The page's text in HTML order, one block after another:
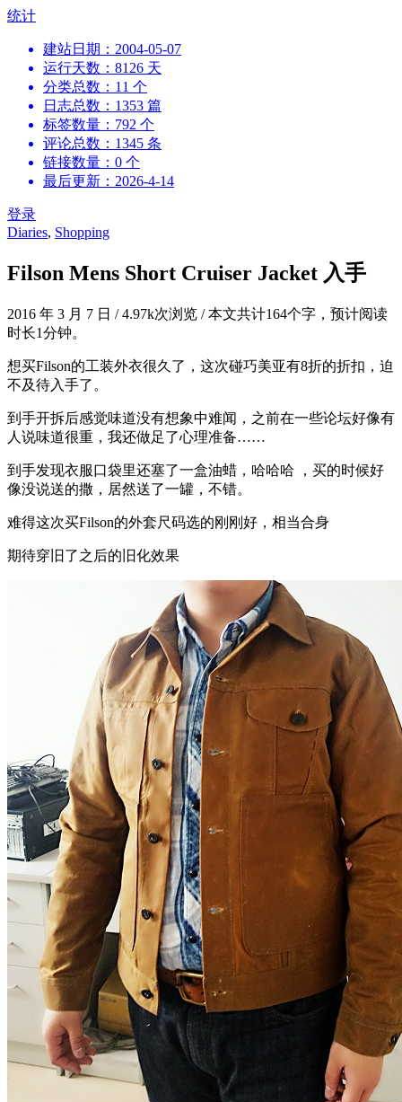
跳
统计
建站日期：2004-05-07
运行天数：8126 天
分类总数：11 个
日志总数：1353 篇
标签数量：792 个
评论总数：1345 条
链接数量：0 个
最后更新：2026-4-14
登录
Diaries, Shopping
Filson Mens Short Cruiser Jacket 入手
2016 年 3 月 7 日 /4.97k次浏览 /本文共计164个字，预计阅读
时长1分钟。
想买Filson的工装外衣很久了，这次碰巧美亚有8折的折扣，迫
不及待入手了。
到手开拆后感觉味道没有想象中难闻，之前在一些论坛好像有
人说味道很重，我还做足了心理准备……
到手发现衣服口袋里还塞了一盒油蜡，哈哈哈 ，买的时候好
像没说送的撒，居然送了一罐，不错。
难得这次买Filson的外套尺码选的刚刚好，相当合身
期待穿旧了之后的旧化效果